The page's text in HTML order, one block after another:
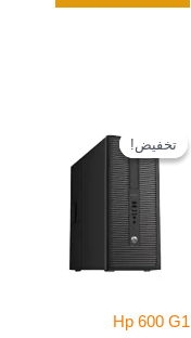
تخفيض!
تخفيض!
Hp 600 G1
هو:
EGP 6.500,00.
الحالي
هو:
EGP 6.100,00.